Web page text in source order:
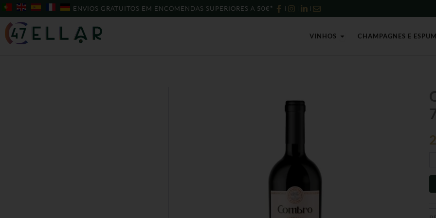
Skip
to
content
ENVIOS GRATUITOS EM ENCOMENDAS SUPERIORES A 50€*
VINHOS Open Vinhos
CHAMPAGNES E
de